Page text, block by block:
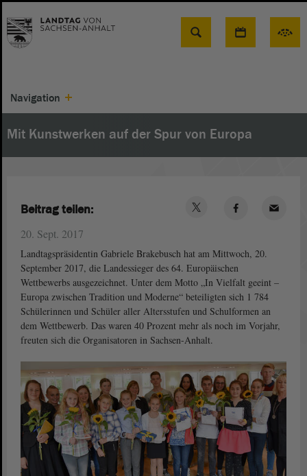
Suche
Navigation
Mit Kunstwerken auf der Spur von Europa
20. Sept. 2017
Landtagspräsidentin Gabriele Brakebusch hat am Mittwoch, 20.
September 2017, die Landessieger des 64. Europäischen
Wettbewerbs ausgezeichnet. Unter dem Motto „In Vielfalt geeint –
Europa zwischen Tradition und Moderne“ beteiligten sich 1 784
Schülerinnen und Schüler aller Altersstufen und Schulformen an
dem Wettbewerb. Das waren 40 Prozent mehr als noch im Vorjahr,
freuten sich die Organisatoren in Sachsen-Anhalt.
Beitrag teilen: